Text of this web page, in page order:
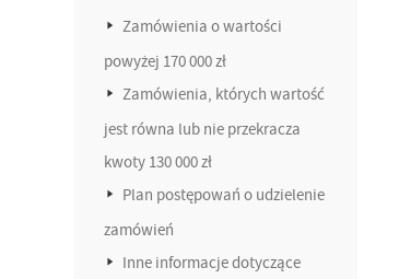
Zamówienia o wartości
powyżej 170 000 zł
Zamówienia, których wartość
jest równa lub nie przekracza
kwoty 130 000 zł
Plan postępowań o udzielenie
zamówień
Inne informacje dotyczące